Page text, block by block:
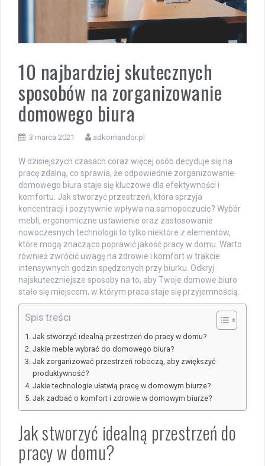
10 najbardziej skutecznych
sposobów na zorganizowanie
domowego biura
3 marca 2021 adkomandor.pl
W dzisiejszych czasach coraz więcej osób decyduje się na
pracę zdalną, co sprawia, że odpowiednie zorganizowanie
domowego biura staje się kluczowe dla efektywności i
komfortu. Jak stworzyć przestrzeń, która sprzyja
koncentracji i pozytywnie wpływa na samopoczucie? Wybór
mebli, ergonomiczne ustawienie oraz zastosowanie
nowoczesnych technologii to tylko niektóre z elementów,
które mogą znacząco poprawić jakość pracy w domu. Warto
również zwrócić uwagę na zdrowie i komfort w trakcie
intensywnych godzin spędzonych przy biurku. Odkryj
najskuteczniejsze sposoby na to, aby Twoje domowe biuro
stało się miejscem, w którym praca staje się przyjemnością.
Spis treści
Jak stworzyć idealną przestrzeń do pracy w domu?
Jakie meble wybrać do domowego biura?
Jak zorganizować przestrzeń roboczą, aby zwiększyć
produktywność?
Jakie technologie ułatwią pracę w domowym biurze?
Jak zadbać o komfort i zdrowie w domowym biurze?
Jak stworzyć idealną przestrzeń do
pracy w domu?